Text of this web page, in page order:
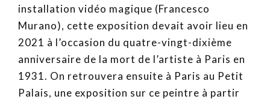
installation vidéo magique (Francesco
Murano), cette exposition devait avoir lieu en
2021 à l’occasion du quatre-vingt-dixième
anniversaire de la mort de l’artiste à Paris en
1931. On retrouvera ensuite à Paris au Petit
Palais, une exposition sur ce peintre à partir